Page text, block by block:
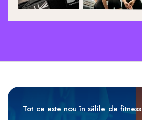
Tot ce este nou în sălile de fitness